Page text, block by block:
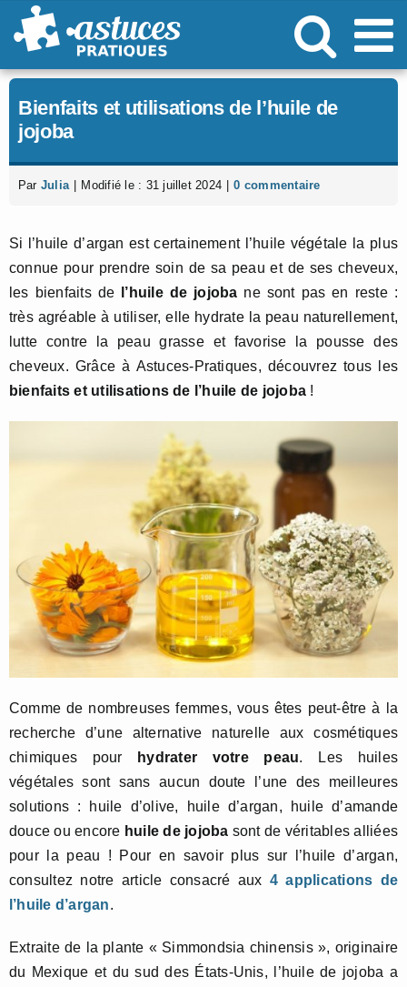
Passer
au
Bienfaits et utilisations de l’huile de
jojoba
Par Julia Modifié le : 31 juillet 2024 0 commentaire
Si l’huile d’argan est certainement l’huile végétale la plus
connue pour prendre soin de sa peau et de ses cheveux,
les bienfaits de
l’huile de jojoba ne sont pas en reste :
très agréable à utiliser, elle hydrate la peau naturellement,
lutte contre la peau grasse et favorise la pousse des
cheveux. Grâce à Astuces-Pratiques, découvrez tous les
bienfaits et utilisations de l’huile de jojoba !
Comme de nombreuses femmes, vous êtes peut-être à la
recherche d’une alternative naturelle aux cosmétiques
chimiques pour
hydrater votre peau. Les huiles
végétales sont sans aucun doute l’une des meilleures
solutions : huile d’olive, huile d’argan, huile d’amande
douce ou encore huile de jojoba sont de véritables alliées
pour la peau ! Pour en savoir plus sur l’huile d’argan,
consultez notre article consacré aux 4 applications de
l’huile d’argan.
Extraite de la plante « Simmondsia chinensis », originaire
du Mexique et du sud des États-Unis, l’huile de jojoba a